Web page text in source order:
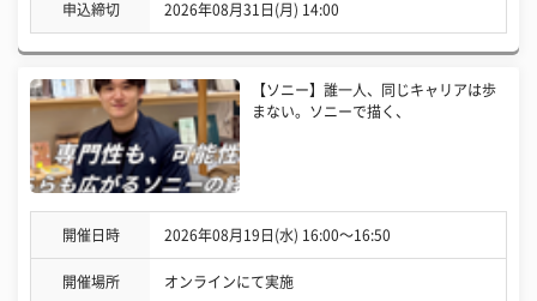
申込締切 2026年08月31日(月) 14:00
【ソニー】誰一人、同じキャリアは歩
まない。ソニーで描く、
開催日時 2026年08月19日(水) 16:00〜16:50
開催場所 オンラインにて実施